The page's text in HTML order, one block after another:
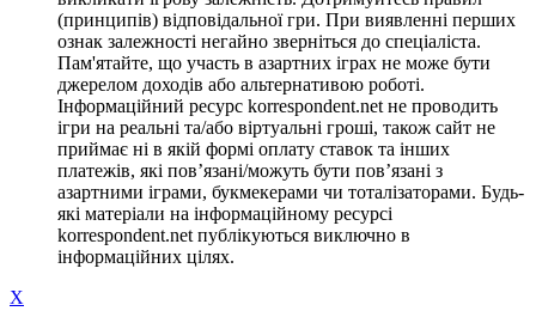
(принципів) відповідальної гри. При виявленні перших
ознак залежності негайно зверніться до спеціаліста.
Пам'ятайте, що участь в азартних іграх не може бути
джерелом доходів або альтернативою роботі.
Інформаційний ресурс korrespondent.net не проводить
ігри на реальні та/або віртуальні гроші, також сайт не
приймає ні в якій формі оплату ставок та інших
платежів, які пов’язані/можуть бути пов’язані з
азартними іграми, букмекерами чи тоталізаторами. Будь-
які матеріали на інформаційному ресурсі
korrespondent.net публікуються виключно в
інформаційних цілях.
X